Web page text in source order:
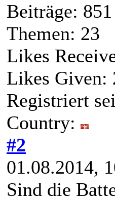
Beiträge: 851
Themen: 23
Likes
Likes Given:
Registriert
Country:
#2
01.08.2014,
Sind die